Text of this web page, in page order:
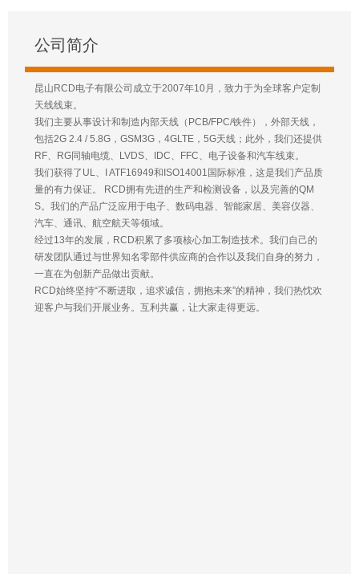
公司简介
昆山RCD电子有限公司成立于2007年10月，致力于为全球客户定制
天线线束。
我们主要从事设计和制造内部天线（PCB/FPC/铁件），外部天线，
包括2G 2.4 / 5.8G，GSM3G，4GLTE，5G天线；此外，我们还提供
RF、RG同轴电缆、LVDS、IDC、FFC、电子设备和汽车线束。
我们获得了UL、I ATF16949和ISO14001国际标准，这是我们产品质
量的有力保证。 RCD拥有先进的生产和检测设备，以及完善的QM
S。我们的产品广泛应用于电子、数码电器、智能家居、美容仪器、
汽车、通讯、航空航天等领域。
经过13年的发展，RCD积累了多项核心加工制造技术。我们自己的
研发团队通过与世界知名零部件供应商的合作以及我们自身的努力，
一直在为创新产品做出贡献。
RCD始终坚持“不断进取，追求诚信，拥抱未来”的精神，我们热忱欢
迎客户与我们开展业务。互利共赢，让大家走得更远。